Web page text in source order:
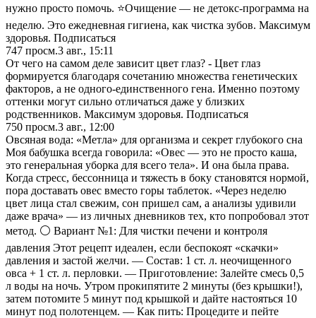
нужно просто помочь. ⭐Очищение — не детокс-программа на
неделю. Это ежедневная гигиена, как чистка зубов. Максимум
здоровья. Подписаться
747 просм.3 авг., 15:11
От чего на самом деле зависит цвет глаз? - Цвет глаз
формируется благодаря сочетанию множества генетических
факторов, а не одного-единственного гена. Именно поэтому
оттенки могут сильно отличаться даже у близких
родственников. Максимум здоровья. Подписаться
750 просм.3 авг., 12:00
Овсяная вода: «Метла» для организма и секрет глубокого сна
Моя бабушка всегда говорила: «Овес — это не просто каша,
это генеральная уборка для всего тела». И она была права.
Когда стресс, бессонница и тяжесть в боку становятся нормой,
пора доставать овес вместо горы таблеток. «Через неделю
цвет лица стал свежим, сон пришел сам, а анализы удивили
даже врача» — из личных дневников тех, кто попробовал этот
метод. ⚪️ Вариант №1: Для чистки печени и контроля
давления Этот рецепт идеален, если беспокоят «скачки»
давления и застой желчи. — Состав: 1 ст. л. неочищенного
овса + 1 ст. л. перловки. — Приготовление: Залейте смесь 0,5
л воды на ночь. Утром прокипятите 2 минуты (без крышки!),
затем потомите 5 минут под крышкой и дайте настояться 10
минут под полотенцем. — Как пить: Процедите и пейте